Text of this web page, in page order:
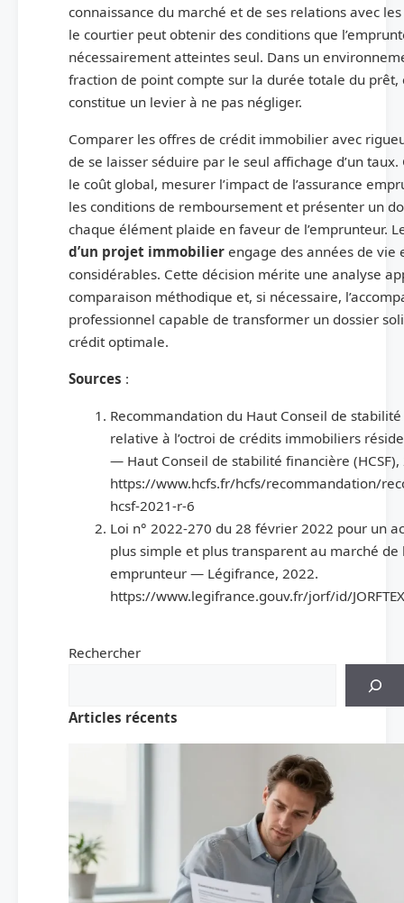
connaissance du marché et de ses relations avec
le courtier peut obtenir des conditions que
nécessairement atteintes seul. Dans un
fraction de point compte sur la durée totale du prêt,
constitue un levier à ne pas négliger.
Comparer les offres de crédit immobilier avec
de se laisser séduire par le seul affichage d’un taux.
le coût global, mesurer l’impact de l’assurance
les conditions de remboursement et présenter un
chaque élément plaide en faveur de l’emprunteur.
d’un projet immobilier engage des années de vie
considérables. Cette décision mérite une analyse
comparaison méthodique et, si nécessaire,
professionnel capable de transformer un dossier
crédit optimale.
Sources :
Recommandation du Haut Conseil de
relative à l’octroi de crédits immobiliers
— Haut Conseil de stabilité financière (HCSF),
https://www.hcfs.fr/hcfs/recommandation/
hcsf-2021-r-6
Loi n° 2022-270 du 28 février 2022 pour un
plus simple et plus transparent au marché de
emprunteur — Légifrance, 2022.
https://www.legifrance.gouv.fr/jorf/id/
Rechercher
Articles récents